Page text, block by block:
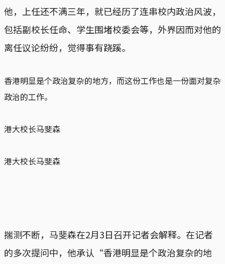
他，上任还不满三年，就已经历了连串校内政治风波，
包括副校长任命、学生围堵校委会等，外界因而对他的
离任议论纷纷，觉得事有跷蹊。
香港明显是个政治复杂的地方，而这份工作也是一份面对复杂
政治的工作。
港大校长马斐森
港大校长马斐森
揣测不断，马斐森在2月3日召开记者会解释。在记者
的多次提问中，他承认“香港明显是个政治复杂的地